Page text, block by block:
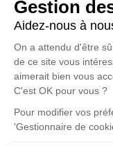
88 Rue Pasteur
4.3/5 – 43 avis
Nos Services
Organiser des
Monuments
Services aux familles